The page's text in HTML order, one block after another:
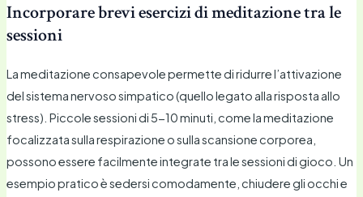
Incorporare brevi esercizi di meditazione tra le
sessioni
La meditazione consapevole permette di ridurre l’attivazione
del sistema nervoso simpatico (quello legato alla risposta allo
stress). Piccole sessioni di 5-10 minuti, come la meditazione
focalizzata sulla respirazione o sulla scansione corporea,
possono essere facilmente integrate tra le sessioni di gioco. Un
esempio pratico è sedersi comodamente, chiudere gli occhi e